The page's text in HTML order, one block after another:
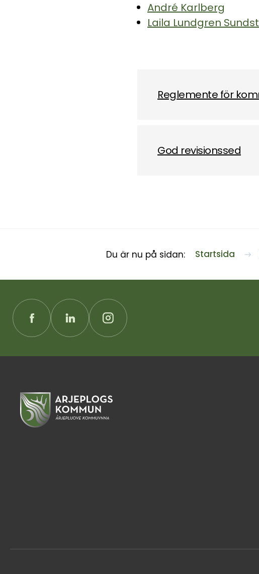
André Karlberg
Laila Lundgren
Reglemente för
God revisionssed
Du är nu på sidan: Startsida